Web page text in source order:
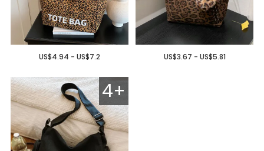
US$4.94 - US$7.2 US$3.67 - US$5.81
4+